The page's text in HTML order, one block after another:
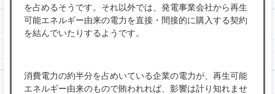
を占めるそうです。それ以外では、発電事業会社から再生
可能エネルギー由来の電力を直接・間接的に購入する契約
を結んでいたりするようです。
消費電力の約半分を占めいている企業の電力が、再生可能
エネルギー由来のもので賄われれば、影響は計り知れませ